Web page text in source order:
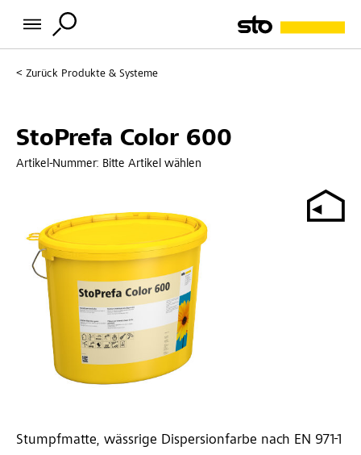
Zurück Produkte & Systeme
StoPrefa Color 600
Artikel-Nummer: Bitte Artikel wählen
Stumpfmatte, wässrige Dispersionfarbe nach EN 971-1